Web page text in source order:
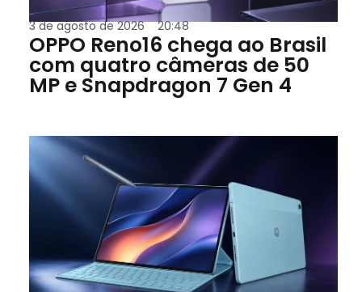
3 de agosto de 2026 20:48
OPPO Reno16 chega ao Brasil
com quatro câmeras de 50
MP e Snapdragon 7 Gen 4